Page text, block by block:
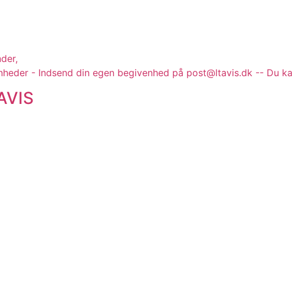
- Indsend din egen begivenhed på post@ltavis.dk -- Du